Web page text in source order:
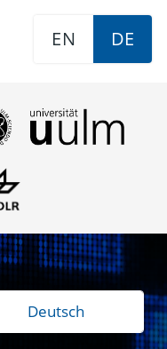
EN DE
Deutsch